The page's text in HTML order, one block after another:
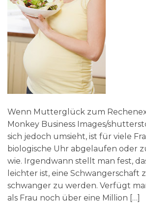
Wenn Mutterglück zum
Monkey Business Images/
sich jedoch umsieht, ist für viele
biologische Uhr abgelaufen oder
wie. Irgendwann stellt man fest,
leichter ist, eine Schwangerschaft
schwanger zu werden. Verfügt
als Frau noch über eine Million […]